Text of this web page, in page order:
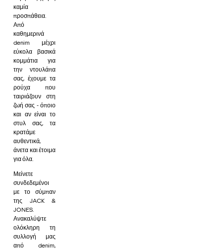
καμία
προσπάθεια.
Από
καθημερινά
denim μέχρι
εύκολα βασικά
κομμάτια για
την ντουλάπα
σας, έχουμε τα
ρούχα που
ταιριάζουν στη
ζωή σας - όποιο
και αν είναι το
στυλ σας, τα
κρατάμε
αυθεντικά,
άνετα και έτοιμα
για όλα.
Μείνετε
συνδεδεμένοι
με το σύμπαν
της JACK &
JONES.
Ανακαλύψτε
ολόκληρη τη
συλλογή μας
από denim,